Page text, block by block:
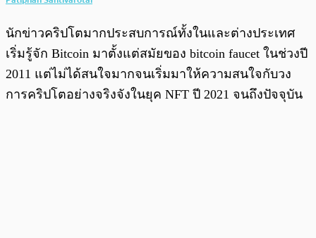
นักข่าวคริปโตมากประสบการณ์ทั้งในและต่างประเทศ
เริ่มรู้จัก Bitcoin มาตั้งแต่สมัยของ bitcoin faucet ในช่วงปี
2011 แต่ไม่ได้สนใจมากจนเริ่มมาให้ความสนใจกับวง
การคริปโตอย่างจริงจังในยุค NFT ปี 2021 จนถึงปัจจุบัน